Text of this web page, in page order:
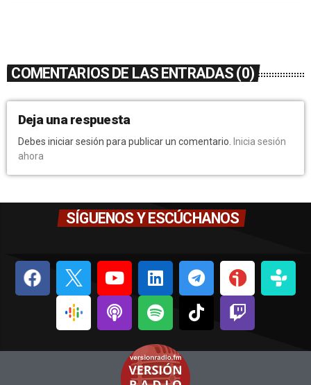
COMENTARIOS DE LAS ENTRADAS (0)
Deja una respuesta
Debes iniciar sesión para publicar un comentario.
Inicia sesión
ahora
SÍGUENOS Y ESCÚCHANOS